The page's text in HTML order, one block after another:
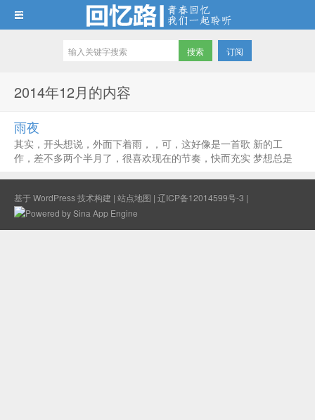
订阅
2014年12月的内容
雨夜
其实，开头想说，外面下着雨，，可，这好像是一首歌 新的工
作，差不多两个半月了，很喜欢现在的节奏，快而充实 梦想总是
分享，总是会让自己更...
基于WordPress技术构建 | 站点地图 | 辽ICP备12014599号-3 |